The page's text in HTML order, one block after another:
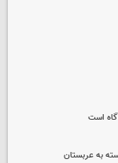
است
به عربستان